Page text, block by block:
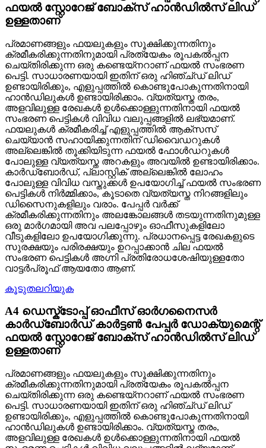
ഫയൽ സ്റ്റോറേജ് ബോക്സ് ഹാൻഡിൽസ് ലിഡ്
ഉള്ളതാണ്
പ്രമാണങ്ങളും ഫയലുകളും സൂക്ഷിക്കുന്നതിനും
ക്രമീകരിക്കുന്നതിനുമായി പ്രത്യേകം രൂപകൽപ്പന
ചെയ്‌തിരിക്കുന്ന ഒരു കണ്ടെയ്‌നറാണ് ഫയൽ സംഭരണ ​​
പെട്ടി. സാധാരണയായി ഇതിന് ഒരു ഹിഞ്ച്ഡ് ലിഡ്
ഉണ്ടായിരിക്കും, എളുപ്പത്തിൽ കൊണ്ടുപോകുന്നതിനായി
ഹാൻഡിലുകൾ ഉണ്ടായിരിക്കാം. വ്യത്യസ്ത തരം,
അളവിലുള്ള രേഖകൾ ഉൾക്കൊള്ളുന്നതിനായി ഫയൽ
സംഭരണ ​​പെട്ടികൾ വിവിധ വലുപ്പങ്ങളിൽ ലഭ്യമാണ്.
ഫയലുകൾ ക്രമീകരിച്ച് എളുപ്പത്തിൽ ആക്‌സസ്
ചെയ്യാൻ സഹായിക്കുന്നതിന് ഡിവൈഡറുകൾ
അല്ലെങ്കിൽ തൂക്കിയിടുന്ന ഫയൽ ഫോൾഡറുകൾ
പോലുള്ള വ്യത്യസ്ത അറകളും അവയിൽ ഉണ്ടായിരിക്കാം.
കാർഡ്ബോർഡ്, പ്ലാസ്റ്റിക് അല്ലെങ്കിൽ ലോഹം
പോലുള്ള വിവിധ വസ്തുക്കൾ ഉപയോഗിച്ച് ഫയൽ സംഭരണ
​​പെട്ടികൾ നിർമ്മിക്കാം, കൂടാതെ വ്യത്യസ്ത നിറങ്ങളിലും
ഡിസൈനുകളിലും വരാം. പേപ്പർ വർക്ക്
ക്രമീകരിക്കുന്നതിനും അലങ്കോലങ്ങൾ തടയുന്നതിനുമുള്ള
ഒരു മാർഗമായി അവ പലപ്പോഴും ഓഫീസുകളിലോ
വീടുകളിലോ ഉപയോഗിക്കുന്നു. പ്രധാനപ്പെട്ട രേഖകളുടെ
സുരക്ഷയും പരിരക്ഷയും ഉറപ്പാക്കാൻ ചില ഫയൽ
സംഭരണ ​​പെട്ടികൾ അഗ്നി പ്രതിരോധശേഷിയുള്ളതോ
വാട്ടർപ്രൂഫ് ആയതോ ആണ്.
കൂടുതലറിയുക
A4 ഡെസ്ക്ടോപ്പ് ഓഫീസ് ഓർഗനൈസർ
കാർഡ്ബോർഡ് കാർട്ടൺ പേപ്പർ ഡോക്യുമെന്റ്
ഫയൽ സ്റ്റോറേജ് ബോക്സ് ഹാൻഡിൽസ് ലിഡ്
ഉള്ളതാണ്
പ്രമാണങ്ങളും ഫയലുകളും സൂക്ഷിക്കുന്നതിനും
ക്രമീകരിക്കുന്നതിനുമായി പ്രത്യേകം രൂപകൽപ്പന
ചെയ്‌തിരിക്കുന്ന ഒരു കണ്ടെയ്‌നറാണ് ഫയൽ സംഭരണ ​​
പെട്ടി. സാധാരണയായി ഇതിന് ഒരു ഹിഞ്ച്ഡ് ലിഡ്
ഉണ്ടായിരിക്കും, എളുപ്പത്തിൽ കൊണ്ടുപോകുന്നതിനായി
ഹാൻഡിലുകൾ ഉണ്ടായിരിക്കാം. വ്യത്യസ്ത തരം,
അളവിലുള്ള രേഖകൾ ഉൾക്കൊള്ളുന്നതിനായി ഫയൽ